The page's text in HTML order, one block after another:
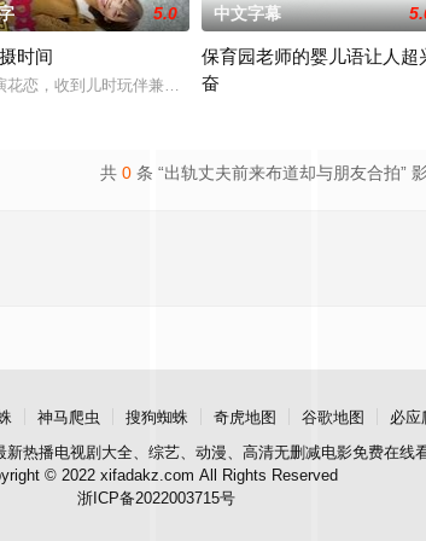
望的狂飙，彻底脱离掌控并彻底改变了命运。但在这里他
"Kiss/Kiss&qu
5.0
时间
花恋，收到儿时玩伴兼名导须藤的墨西哥拍片邀约。她惊
中文字幕
保育园老师的婴儿语让人超
奋
共 0 条 “出轨丈夫前来布道却与朋友合拍”
神马爬虫 搜狗蜘蛛 奇虎地图 谷歌地图
必应
新热播电视剧大全、综艺、动漫、高清无删减电影免费在线
© 2022 xifadakz.com All Rights Reserved
浙ICP备2022003715号